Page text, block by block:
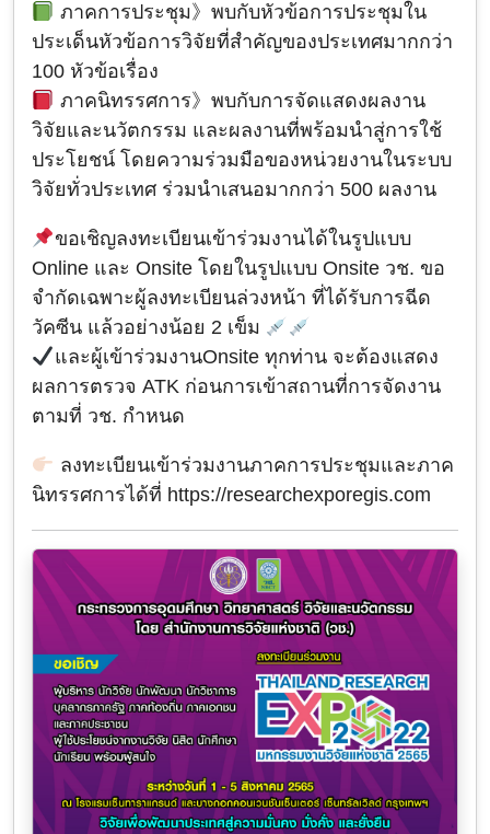
ภาคการประชุม》พบกับหัวข้อการประชุมใน
ประเด็นหัวข้อการวิจัยที่สำคัญของประเทศมากกว่า
100 หัวข้อเรื่อง
ภาคนิทรรศการ》พบกับการจัดแสดงผลงาน
วิจัยและนวัตกรรม และผลงานที่พร้อมนำสู่การใช้
ประโยชน์ โดยความร่วมมือของหน่วยงานในระบบ
วิจัยทั่วประเทศ ร่วมนำเสนอมากกว่า 500 ผลงาน
ขอเชิญลงทะเบียนเข้าร่วมงานได้ในรูปแบบ
Online และ Onsite โดยในรูปแบบ Onsite วช. ขอ
จำกัดเฉพาะผู้ลงทะเบียนล่วงหน้า ที่ได้รับการฉีด
วัคซีน แล้วอย่างน้อย 2 เข็ม
และผู้เข้าร่วมงานOnsite ทุกท่าน จะต้องแสดง
ผลการตรวจ ATK ก่อนการเข้าสถานที่การจัดงาน
ตามที่ วช. กำหนด
ลงทะเบียนเข้าร่วมงานภาคการประชุมและภาค
นิทรรศการได้ที่ https://researchexporegis.com